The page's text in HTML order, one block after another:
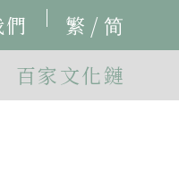
繁 / 简
百家文化鏈